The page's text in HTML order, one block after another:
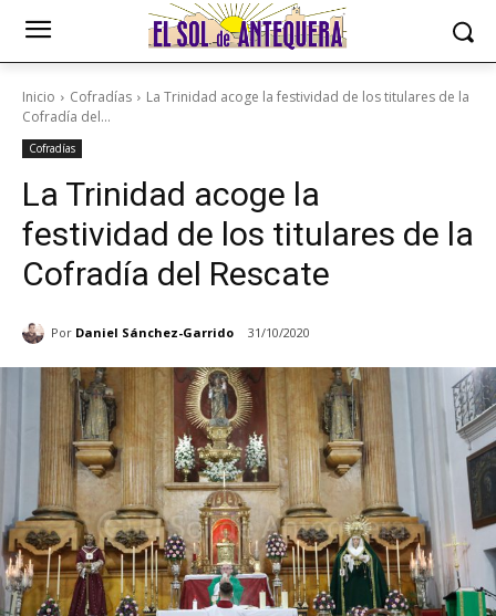
Inicio Cofradías
La Trinidad acoge la festividad de los titulares de la
Cofradía del...
Cofradías
La Trinidad acoge la
festividad de los titulares de la
Cofradía del Rescate
Por Daniel Sánchez-Garrido 31/10/2020